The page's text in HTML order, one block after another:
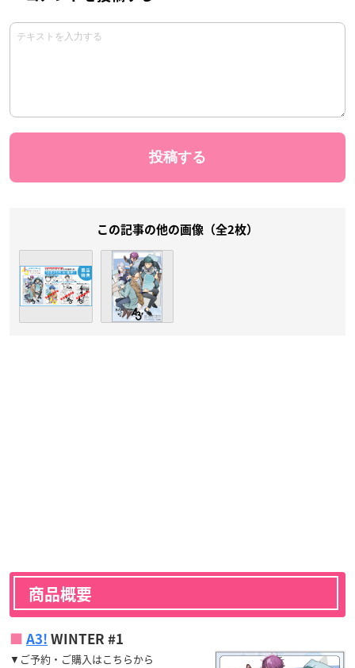
この記事の他の画像（全2枚）
商品概要
A3! WINTER #1
▼ご予約・ご購入はこちらから